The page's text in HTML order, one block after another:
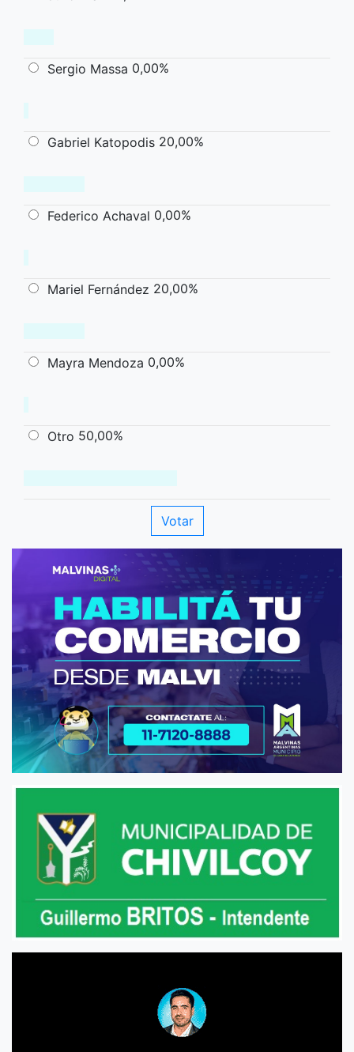
Sergio Massa 0,00%
Gabriel Katopodis 20,00%
Federico Achaval 0,00%
Mariel Fernández 20,00%
Mayra Mendoza 0,00%
Otro 50,00%